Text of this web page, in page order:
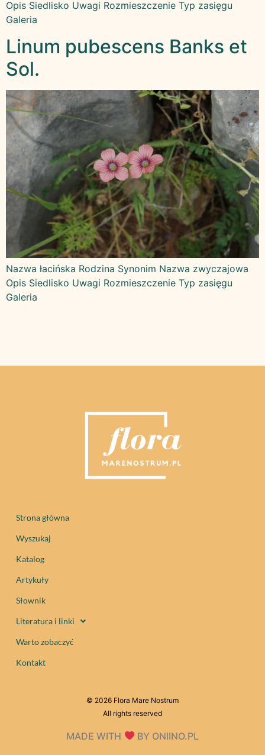
Opis Siedlisko Uwagi Rozmieszczenie Typ zasięgu
Galeria
Linum pubescens Banks et
Sol.
Nazwa łacińska Rodzina Synonim Nazwa zwyczajowa
Opis Siedlisko Uwagi Rozmieszczenie Typ zasięgu
Galeria
Strona główna
Wyszukaj
Katalog
Artykuły
Słownik
Literatura i linki
Warto zobaczyć
Kontakt
© 2026 Flora Mare Nostrum
All rights reserved
MADE WITH BY ONIINO.PL